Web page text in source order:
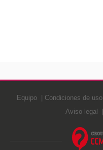
Equipo Condiciones de uso
Aviso legal